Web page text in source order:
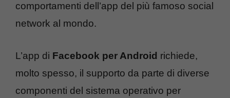
comportamenti dell’app del più famoso social
network al mondo.
L’app di Facebook per Android richiede,
molto spesso, il supporto da parte di diverse
componenti del sistema operativo per